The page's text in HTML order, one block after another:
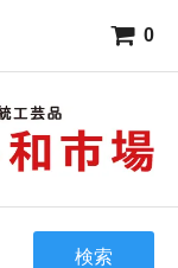
0
検索